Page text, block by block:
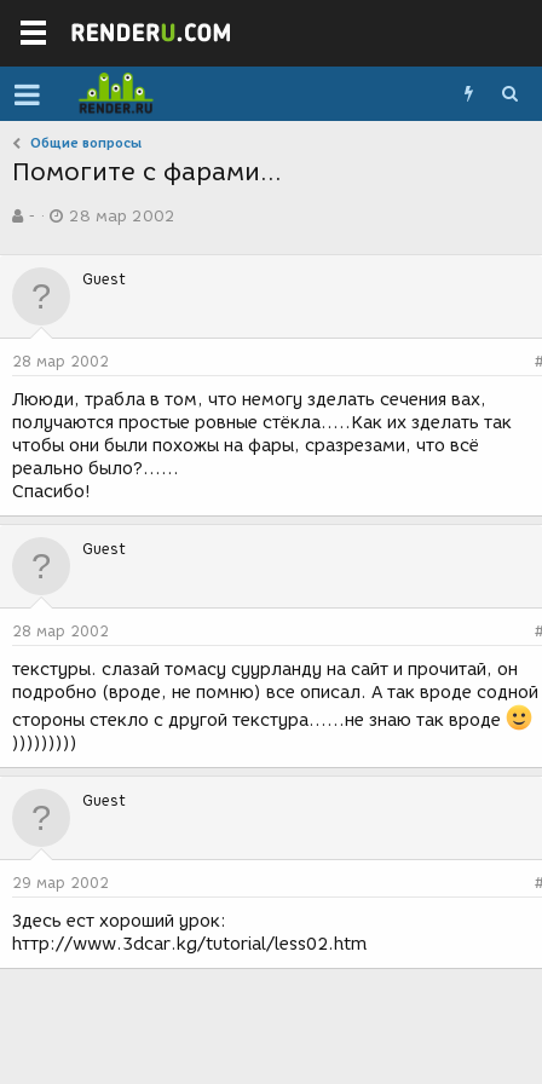
Общие вопросы
Помогите с фарами...
в
р
м
-
а
д
н
и
я
28 мар 2002
Guest
28 мар 2002
Лююди, трабла в том, что немогу зделать сечения вах,
получаются простые ровные стёкла.....Как их зделать так
чтобы они были похожы на фары, сразрезами, что всё
реально было?......
Спасибо!
Guest
28 мар 2002
текстуры. слазай томасу суурланду на сайт и прочитай, он
подробно (вроде, не помню) все описал. А так вроде содной
стороны стекло с другой текстура......не знаю так вроде
)))))))))
Guest
29 мар 2002
Здесь ест хороший урок:
hттp://www.3dcar.kg/tutorial/less02.htm